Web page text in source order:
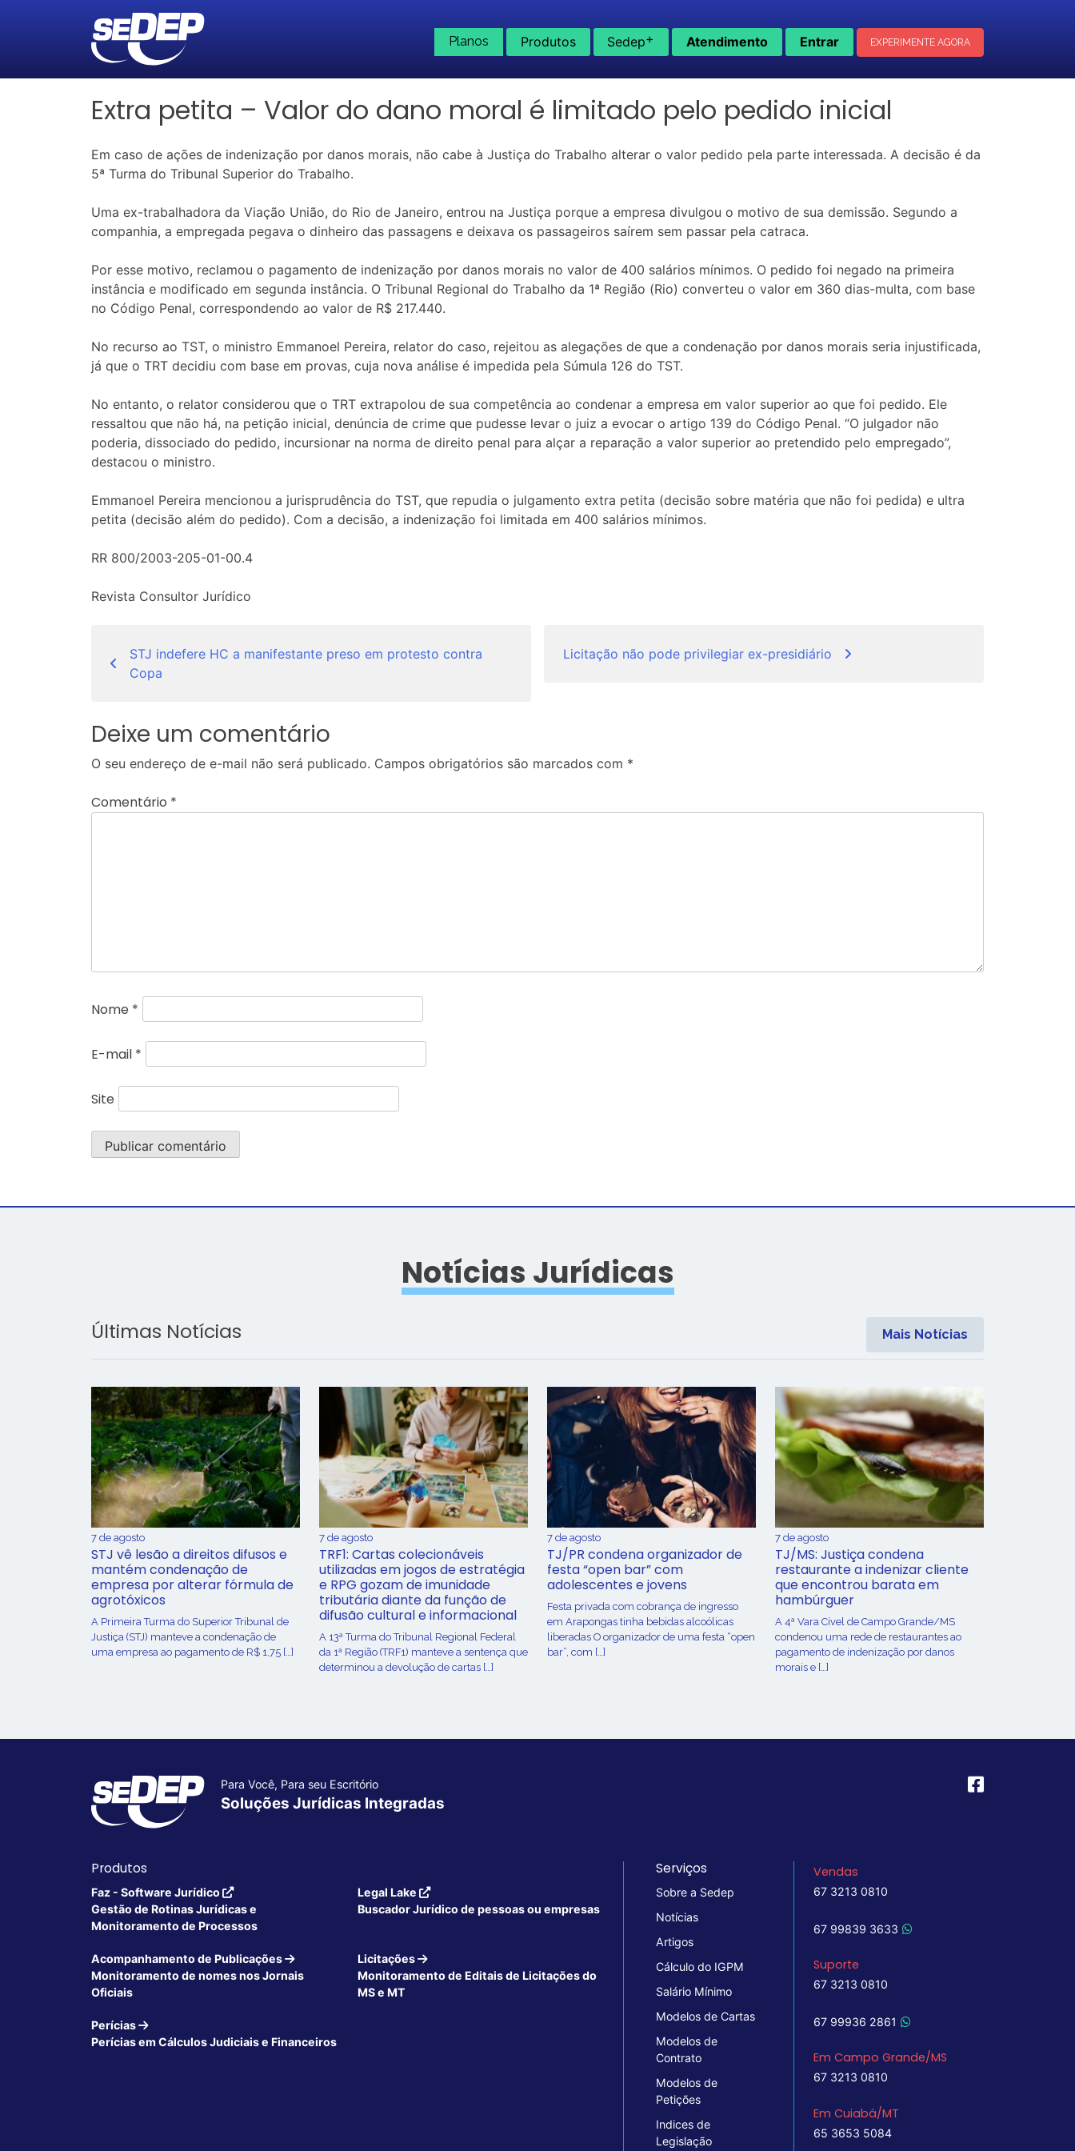
Planos Produtos Sedep+ Atendimento Entrar EXPERIMENTE AGORA
Extra petita – Valor do dano moral é limitado pelo pedido inicial
Em caso de ações de indenização por danos morais, não cabe à Justiça do Trabalho alterar o valor pedido pela parte interessada. A decisão é da
5ª Turma do Tribunal Superior do Trabalho.
Uma ex-trabalhadora da Viação União, do Rio de Janeiro, entrou na Justiça porque a empresa divulgou o motivo de sua demissão. Segundo a
companhia, a empregada pegava o dinheiro das passagens e deixava os passageiros saírem sem passar pela catraca.
Por esse motivo, reclamou o pagamento de indenização por danos morais no valor de 400 salários mínimos. O pedido foi negado na primeira
instância e modificado em segunda instância. O Tribunal Regional do Trabalho da 1ª Região (Rio) converteu o valor em 360 dias-multa, com base
no Código Penal, correspondendo ao valor de R$ 217.440.
No recurso ao TST, o ministro Emmanoel Pereira, relator do caso, rejeitou as alegações de que a condenação por danos morais seria injustificada,
já que o TRT decidiu com base em provas, cuja nova análise é impedida pela Súmula 126 do TST.
No entanto, o relator considerou que o TRT extrapolou de sua competência ao condenar a empresa em valor superior ao que foi pedido. Ele
ressaltou que não há, na petição inicial, denúncia de crime que pudesse levar o juiz a evocar o artigo 139 do Código Penal. “O julgador não
poderia, dissociado do pedido, incursionar na norma de direito penal para alçar a reparação a valor superior ao pretendido pelo empregado”,
destacou o ministro.
Emmanoel Pereira mencionou a jurisprudência do TST, que repudia o julgamento extra petita (decisão sobre matéria que não foi pedida) e ultra
petita (decisão além do pedido). Com a decisão, a indenização foi limitada em 400 salários mínimos.
RR 800/2003-205-01-00.4
Revista Consultor Jurídico
Navegação
de
STJ indefere HC a manifestante preso em protesto contra
Copa
Licitação não pode privilegiar ex-presidiário
Deixe um comentário
O seu endereço de e-mail não será publicado. Campos obrigatórios são marcados com *
Comentário *
Nome *
E-mail *
Site
Notícias Jurídicas
Últimas Notícias Mais Notícias
7 de agosto
STJ vê lesão a direitos difusos e
mantém condenação de
empresa por alterar fórmula de
agrotóxicos
​A Primeira Turma do Superior Tribunal de
Justiça (STJ) manteve a condenação de
uma empresa ao pagamento de R$ 1,75 […]
7 de agosto
TRF1: Cartas colecionáveis
utilizadas em jogos de estratégia
e RPG gozam de imunidade
tributária diante da função de
difusão cultural e informacional
A 13ª Turma do Tribunal Regional Federal
da 1ª Região (TRF1) manteve a sentença que
determinou a devolução de cartas […]
7 de agosto
TJ/PR condena organizador de
festa “open bar” com
adolescentes e jovens
Festa privada com cobrança de ingresso
em Arapongas tinha bebidas alcoólicas
liberadas O organizador de uma festa “open
bar”, com […]
7 de agosto
TJ/MS: Justiça condena
restaurante a indenizar cliente
que encontrou barata em
hambúrguer
A 4ª Vara Cível de Campo Grande/MS
condenou uma rede de restaurantes ao
pagamento de indenização por danos
morais e […]
Para Você, Para seu Escritório
Soluções Jurídicas Integradas
Produtos
Faz - Software Jurídico
Gestão de Rotinas Jurídicas e
Monitoramento de Processos
Legal Lake
Buscador Jurídico de pessoas ou empresas
Acompanhamento de Publicações
Monitoramento de nomes nos Jornais
Oficiais
Licitações
Monitoramento de Editais de Licitações do
MS e MT
Perícias
Perícias em Cálculos Judiciais e Financeiros
Serviços
Sobre a Sedep
Notícias
Artigos
Cálculo do IGPM
Salário Mínimo
Modelos de Cartas
Modelos de
Contrato
Modelos de
Petições
Indices de
Legislação
Vendas
67 3213 0810
67 99839 3633
Suporte
67 3213 0810
67 99936 2861
Em Campo Grande/MS
67 3213 0810
Em Cuiabá/MT
65 3653 5084